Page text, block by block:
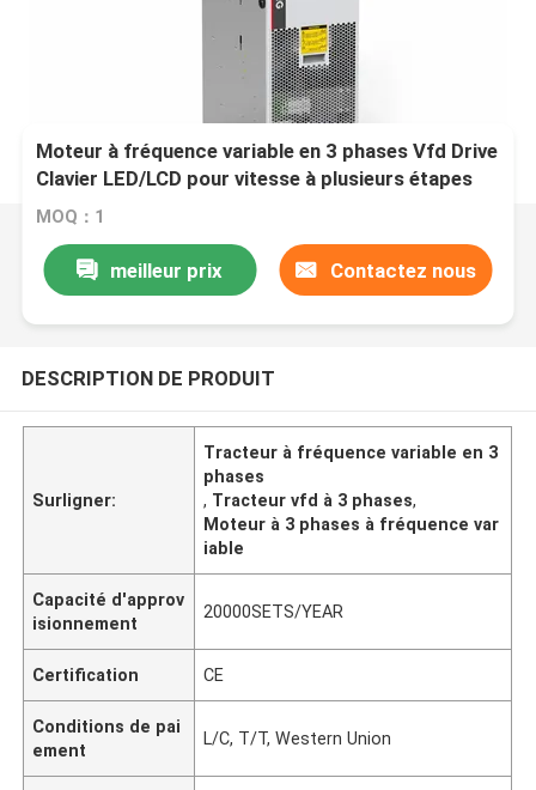
Moteur à fréquence variable en 3 phases Vfd Drive
Clavier LED/LCD pour vitesse à plusieurs étapes
MOQ：1
meilleur prix Contactez nous
DESCRIPTION DE PRODUIT
Surligner:
Tracteur à fréquence variable en 3
phases
, Tracteur vfd à 3 phases,
Moteur à 3 phases à fréquence var
iable
Capacité d'approv
isionnement
20000SETS/YEAR
Certification CE
Conditions de pai
ement
L/C, T/T, Western Union